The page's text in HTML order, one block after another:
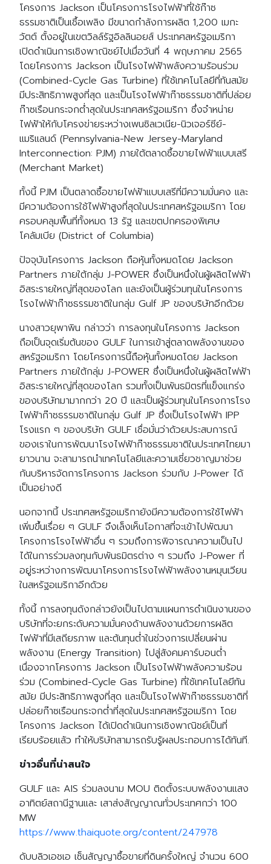
โครงการ Jackson เป็นโครงการโรงไฟฟ้าที่ใช้ก๊าซ
ธรรมชาติเป็นเชื้อเพลิง มีขนาดกำลังการผลิต 1,200 เมกะ
วัตต์ ตั้งอยู่ในเขตวิลล์รัฐอิลลินอยส์ ประเทศสหรัฐอเมริกา
เปิดดำเนินการเชิงพาณิชย์ไปเมื่อวันที่ 4 พฤษภาคม 2565
โดยโครงการ Jackson เป็นโรงไฟฟ้าพลังความร้อนร่วม
(Combined-Cycle Gas Turbine) ที่ใช้เทคโนโลยีที่ทันสมัย
มีประสิทธิภาพสูงที่สุด และเป็นโรงไฟฟ้าก๊าซธรรมชาติที่ปล่อย
ก๊าซเรือนกระจกต่ำสุดในประเทศสหรัฐอเมริกา ซึ่งจำหน่าย
ไฟฟ้าให้กับโครงข่ายระหว่างเพนซิลเวเนีย-นิวเจอร์ซีย์-
แมริแลนด์ (Pennsylvania-New Jersey-Maryland
Interconnection: PJM) ภายใต้ตลาดซื้อขายไฟฟ้าแบบเสรี
(Merchant Market)
ทั้งนี้ PJM เป็นตลาดซื้อขายไฟฟ้าแบบเสรีที่มีความมั่นคง และ
มีความต้องการใช้ไฟฟ้าสูงที่สุดในประเทศสหรัฐอเมริกา โดย
ครอบคลุมพื้นที่ทั้งหมด 13 รัฐ และเขตปกครองพิเศษ
โคลัมเบีย (District of Columbia)
ปัจจุบันโครงการ Jackson ถือหุ้นทั้งหมดโดย Jackson
Partners ภายใต้กลุ่ม J-POWER ซึ่งเป็นหนึ่งในผู้ผลิตไฟฟ้า
อิสระรายใหญ่ที่สุดของโลก และยังเป็นผู้ร่วมทุนในโครงการ
โรงไฟฟ้าก๊าซธรรมชาติในกลุ่ม Gulf JP ของบริษัทอีกด้วย
นางสาวยุพาพิน กล่าวว่า การลงทุนในโครงการ Jackson
ถือเป็นจุดเริ่มต้นของ GULF ในการเข้าสู่ตลาดพลังงานของ
สหรัฐอเมริกา โดยโครงการนี้ถือหุ้นทั้งหมดโดย Jackson
Partners ภายใต้กลุ่ม J-POWER ซึ่งเป็นหนึ่งในผู้ผลิตไฟฟ้า
อิสระรายใหญ่ที่สุดของโลก รวมทั้งเป็นพันธมิตรที่แข็งแกร่ง
ของบริษัทมามากกว่า 20 ปี และเป็นผู้ร่วมทุนในโครงการโรง
ไฟฟ้าก๊าซธรรมชาติในกลุ่ม Gulf JP ซึ่งเป็นโรงไฟฟ้า IPP
โรงแรก ๆ ของบริษัท GULF เชื่อมั่นว่าด้วยประสบการณ์
ของเราในการพัฒนาโรงไฟฟ้าก๊าซธรรมชาติในประเทศไทยมา
ยาวนาน จะสามารถนำเทคโนโลยีและความเชี่ยวชาญมาช่วย
กันบริหารจัดการโครงการ Jackson ร่วมกับ J-Power ได้
เป็นอย่างดี
นอกจากนี้ ประเทศสหรัฐอเมริกายังมีความต้องการใช้ไฟฟ้า
เพิ่มขึ้นเรื่อย ๆ GULF จึงเล็งเห็นโอกาสที่จะเข้าไปพัฒนา
โครงการโรงไฟฟ้าอื่น ๆ รวมถึงการพิจารณาความเป็นไป
ได้ในการร่วมลงทุนกับพันธมิตรต่าง ๆ รวมถึง J-Power ที่
อยู่ระหว่างการพัฒนาโครงการโรงไฟฟ้าพลังงานหมุนเวียน
ในสหรัฐอเมริกาอีกด้วย
ทั้งนี้ การลงทุนดังกล่าวยังเป็นไปตามแผนการดำเนินงานของ
บริษัทที่จะยกระดับความมั่นคงด้านพลังงานด้วยการผลิต
ไฟฟ้าที่มีเสถียรภาพ และต้นทุนต่ำในช่วงการเปลี่ยนผ่าน
พลังงาน (Energy Transition) ไปสู่สังคมคาร์บอนต่ำ
เนื่องจากโครงการ Jackson เป็นโรงไฟฟ้าพลังความร้อน
ร่วม (Combined-Cycle Gas Turbine) ที่ใช้เทคโนโลยีทัน
สมัย มีประสิทธิภาพสูงที่สุด และเป็นโรงไฟฟ้าก๊าซธรรมชาติที่
ปล่อยก๊าซเรือนกระจกต่ำที่สุดในประเทศสหรัฐอเมริกา โดย
โครงการ Jackson ได้เปิดดำเนินการเชิงพาณิชย์เป็นที่
เรียบร้อยแล้ว ทำให้บริษัทสามารถรับรู้ผลประกอบการได้ทันที.
ข่าวอื่นที่น่าสนใจ
GULF และ AIS ร่วมลงนาม MOU ติดตั้งระบบพลังงานแสง
อาทิตย์สถานีฐานและ เสาส่งสัญญาณทั่วประเทศกว่า 100
MW
https://www.thaiquote.org/content/247978
ดับบลิวเอชเอ เซ็นสัญญาซื้อขายที่ดินครั้งใหญ่ จำนวน 600